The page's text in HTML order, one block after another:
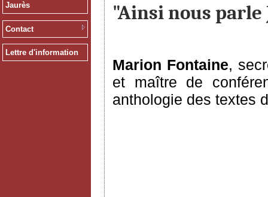
Jaurès
Contact
Lettre d'information
"Ainsi nous parle
Marion Fontaine,
et maître de
anthologie des textes